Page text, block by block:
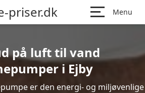
priser.dk Menu
på luft til vand
i Ejby
er den energi- og miljøvenlige